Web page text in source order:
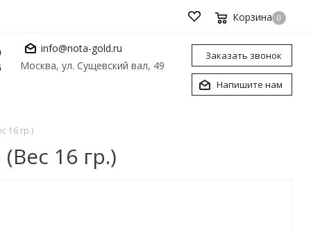
Корзина 0
info@nota-gold.ru
Москва, ул. Сущевский вал, 49
Заказать звонок
Напишите нам
16 гр.)
16 гр.)